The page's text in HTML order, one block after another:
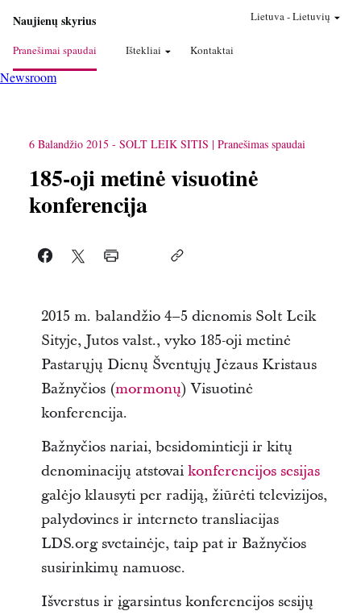
Naujienų skyrius
Pranešimai spaudai Ištekliai Kontaktai
Lietuva-Lietuvių
Newsroom
6 Balandžio 2015 - SOLT LEIK SITIS Pranešimas spaudai
185-oji metinė visuotinė
konferencija
2015 m. balandžio 4–5 dienomisSolt Leik
Sityje, Jutos valst., vyko 185-oji metinė
Pastarųjų Dienų Šventųjų Jėzaus Kristaus
Bažnyčios (mormonų) Visuotinė
konferencija.
Bažnyčios nariai, besidomintieji ir kitų
denominacijų atstovai konferencijos sesijas
galėjo klausyti per radiją, žiūrėti televizijos,
palydovines ir interneto transliacijas
LDS.org svetainėje, taip pat ir Bažnyčios
susirinkimų namuose.
Išverstus ir įgarsintus konferencijos sesijų